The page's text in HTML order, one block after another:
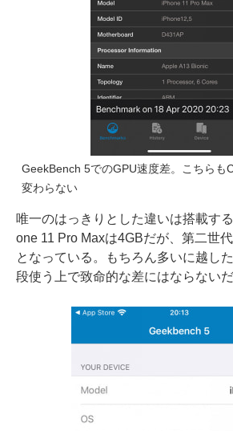
GeekBench 5でのGPU速度差。こちらも
変わらない
唯一のはっきりとした違いは搭載す
one 11 Pro Maxは4GBだが、第二世
となっている。もちろん多いに越し
段使う上で致命的な差にはならないだ